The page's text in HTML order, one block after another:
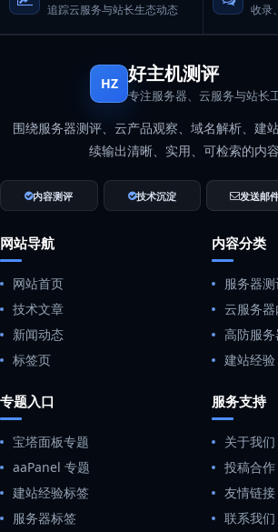
追踪云服务与站长生态动态 收录
HZ 好主机测评
专注服务器、云服务与站长
围绕服务器测评、云产品观察、域名解析、建
续输出清晰、实用、可检索的内容
内容测评 技术沉淀 发送邮
网站导航
网站首页
技术文章
新闻动态
标签页
内容分类
服务器
云服务器
高防服务
建站经验
专题入口
宝塔面板专题
aaPanel 专题
建站经验标签
服务器标签
服务支持
关于我们
投稿合作
友情链接
联系我们